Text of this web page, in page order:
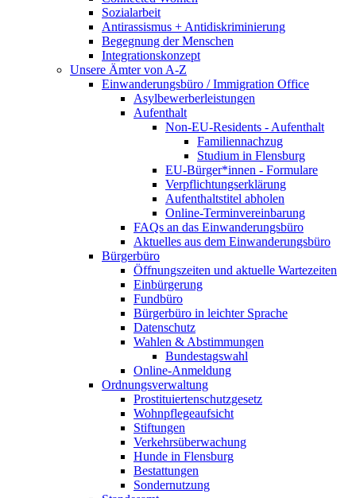
Sozialarbeit
Antirassismus + Antidiskriminierung
Begegnung der Menschen
Integrationskonzept
Unsere Ämter von A-Z
Einwanderungsbüro / Immigration Office
Asylbewerberleistungen
Aufenthalt
Non-EU-Residents - Aufenthalt
Familiennachzug
Studium in Flensburg
EU-Bürger*innen - Formulare
Verpflichtungserklärung
Aufenthaltstitel abholen
Online-Terminvereinbarung
FAQs an das Einwanderungsbüro
Aktuelles aus dem Einwanderungsbüro
Bürgerbüro
Öffnungszeiten und aktuelle Wartezeiten
Einbürgerung
Fundbüro
Bürgerbüro in leichter Sprache
Datenschutz
Wahlen & Abstimmungen
Bundestagswahl
Online-Anmeldung
Ordnungsverwaltung
Prostituiertenschutzgesetz
Wohnpflegeaufsicht
Stiftungen
Verkehrsüberwachung
Hunde in Flensburg
Bestattungen
Sondernutzung